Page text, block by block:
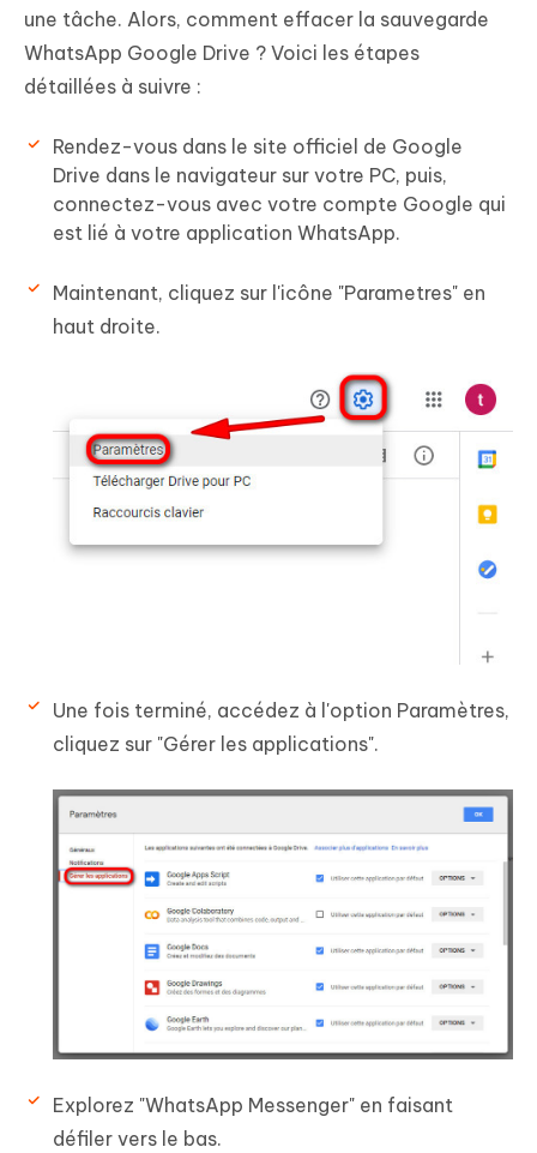
une tâche. Alors, comment effacer la sauvegarde
WhatsApp Google Drive ? Voici les étapes
détaillées à suivre :
Rendez-vous dans le site officiel de Google
Drive dans le navigateur sur votre PC, puis,
connectez-vous avec votre compte Google qui
est lié à votre application WhatsApp.
Maintenant, cliquez sur l'icône "Parametres" en
haut droite.
Une fois terminé, accédez à l'option Paramètres,
cliquez sur "Gérer les applications".
Explorez "WhatsApp Messenger" en faisant
défiler vers le bas.